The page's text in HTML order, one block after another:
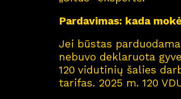
Pardavimas: kada
Jei būstas
nebuvo deklaruota
120 vidutinių šalies
tarifas. 2025 m. 120